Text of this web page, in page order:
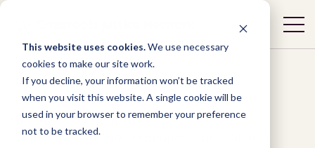
This website uses cookies.We use necessary
cookies to make our site work.
If you decline, your information won’t be tracked
when you visit this website. A single cookie will be
used in your browser to remember your preference
not to be tracked.
Network / Organizations /
Centro de Derechos Humanos Mario Alvaro